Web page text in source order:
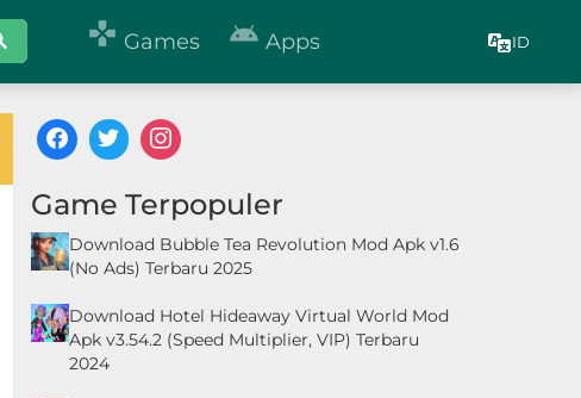
 Games  Apps ID
Game Terpopuler
Download Bubble Tea Revolution Mod Apk v1.6
(No Ads) Terbaru 2025
Download Hotel Hideaway Virtual World Mod
Apk v3.54.2 (Speed Multiplier, VIP) Terbaru
2024